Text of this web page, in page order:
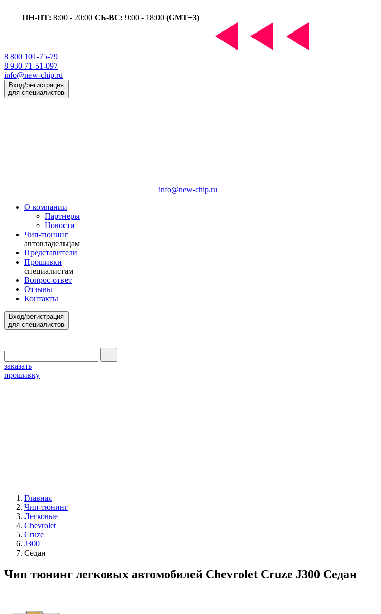
ПН-ПТ: 8:00 - 20:00 СБ-ВС: 9:00 - 18:00 (GMT+3)
8 800 101-75-79
8 930 71-51-097
info@new-chip.ru
Вход/регистрация
для специалистов
info@new-chip.ru
О компании
Партнеры
Новости
Чип-тюнинг
автовладельцам
Представители
Прошивки
специалистам
Вопрос-ответ
Отзывы
Контакты
Вход/регистрация
для специалистов
заказать
прошивку
Главная
Чип-тюнинг
Легковые
Chevrolet
Cruze
J300
Седан
Чип тюнинг легковых автомобилей Chevrolet Cruze J300 Седан